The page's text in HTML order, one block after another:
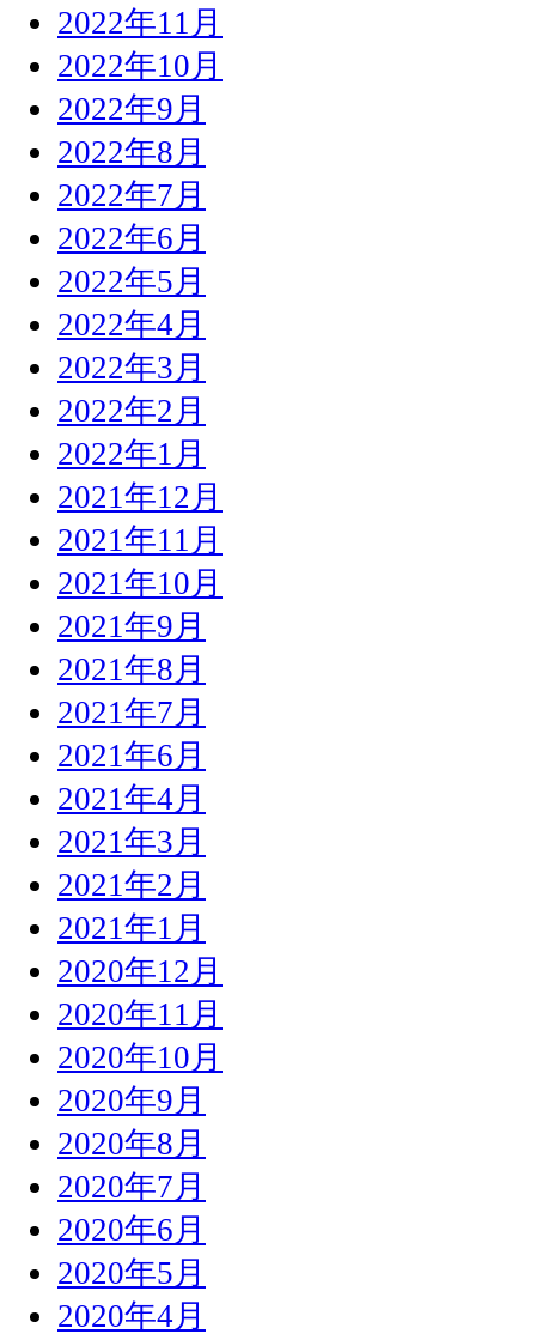
2022年11月
2022年10月
2022年9月
2022年8月
2022年7月
2022年6月
2022年5月
2022年4月
2022年3月
2022年2月
2022年1月
2021年12月
2021年11月
2021年10月
2021年9月
2021年8月
2021年7月
2021年6月
2021年4月
2021年3月
2021年2月
2021年1月
2020年12月
2020年11月
2020年10月
2020年9月
2020年8月
2020年7月
2020年6月
2020年5月
2020年4月